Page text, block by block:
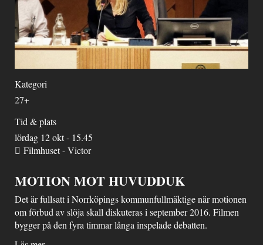
Kategori
27+
Tid & plats
lördag 12 okt - 15.45
Filmhuset - Victor
MOTION MOT HUVUDDUK
Det är fullsatt i Norrköpings kommunfullmäktige när motionen
om förbud av slöja skall diskuteras i september 2016. Filmen
bygger på den fyra timmar långa inspelade debatten.